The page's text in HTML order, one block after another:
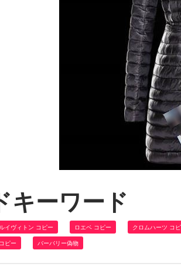
キーワード
ルイヴィトン コピー ロエベ コピー クロムハーツ コ
ピー バーバリー偽物